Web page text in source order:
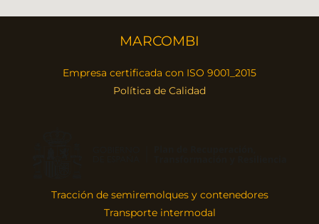
MARCOMBI
Empresa certificada con ISO 9001_2015
Política de Calidad
Tracción de semiremolques y contenedores
Transporte intermodal